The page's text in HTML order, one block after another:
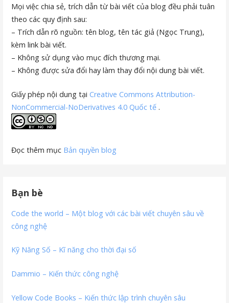
Mọi việc chia sẻ, trích dẫn từ bài viết của blog đều phải tuân
theo các quy định sau:
– Trích dẫn rõ nguồn: tên blog, tên tác giả (Ngọc Trung),
kèm link bài viết.
– Không sử dụng vào mục đích thương mại.
– Không được sửa đổi hay làm thay đổi nội dung bài viết.
Giấy phép nội dung tạiCreative Commons Attribution-
NonCommercial-NoDerivatives 4.0 Quốc tế .
Đọc thêm mục Bản quyền blog
Bạn bè
Code the world – Một blog với các bài viết chuyên sâu về
công nghệ
Kỹ Năng Số – Kĩ năng cho thời đại số
Dammio – Kiến thức công nghệ
Yellow Code Books – Kiến thức lập trình chuyên sâu